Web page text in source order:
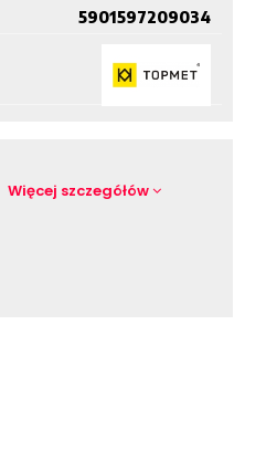
5901597209034
Więcej szczegółów